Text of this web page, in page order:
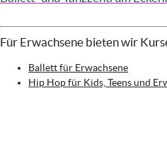
Für Erwachsene bieten wir
Ballett für Erwachsene
Hip Hop für Kids, Teens und